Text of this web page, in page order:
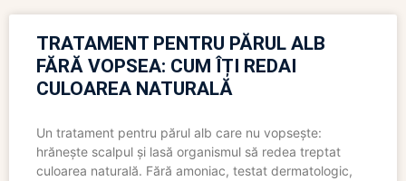
TRATAMENT PENTRU PĂRUL ALB
FĂRĂ VOPSEA: CUM ÎȚI REDAI
CULOAREA NATURALĂ
Un tratament pentru părul alb care nu vopsește:
hrănește scalpul și lasă organismul să redea treptat
culoarea naturală. Fără amoniac, testat dermatologic,